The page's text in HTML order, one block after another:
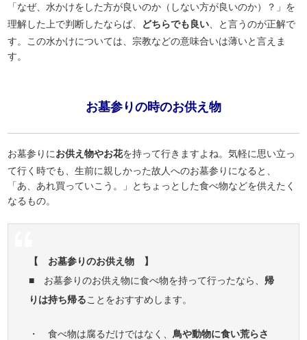
「なぜ、水かけをした方が良いのか（しない方が良いのか）？」を
理解した上で判断したならば、
どちらでも良い 、と言うのが正解で
す。この水かけについては、宗教などの意味合いは薄いと言えま
す。
お墓参りの時のお供え物
お墓参りにお供え物やお花を持って行きますよね。気軽に思い立っ
て行く時でも、生前に親しかった故人へのお墓参りになると、
「あ、あれ買っていこう。」とちょっとした食べ物などを供えたく
なるもの。
【 お墓参りのお供え物 】
■ お墓参りのお供え物に食べ物を持って行ったなら、 帰
りは持ち帰ることをおすすめします。
・ 食べ物は腐るだけではなく、鳥や動物に食い荒らさ